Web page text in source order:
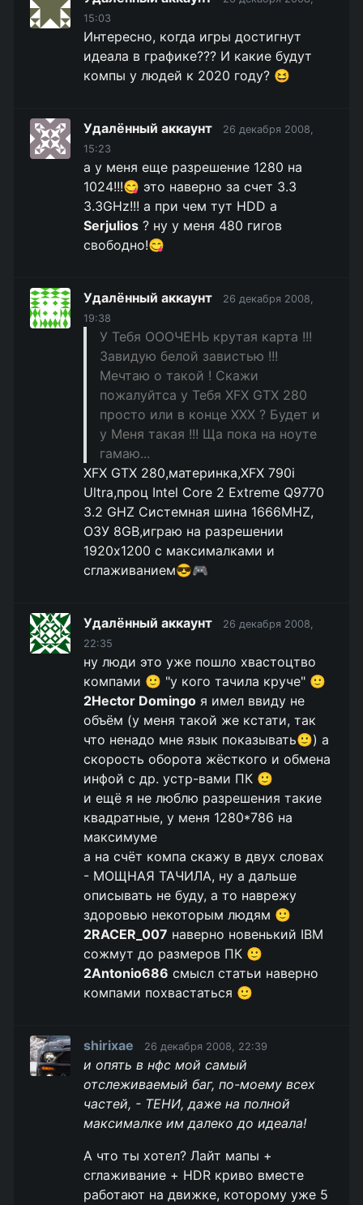
15:03
Интересно, когда игры достигнут
идеала в графике??? И какие будут
компы у людей к 2020 году? 😆
Удалённый аккаунт
26 декабря 2008,
15:23
а у меня еще разрешение 1280 на
1024!!!😋 это наверно за счет 3.3
3.3GHz!!! а при чем тут HDD а
Serjulios ? ну у меня 480 гигов
свободно!😋
Удалённый аккаунт
26 декабря 2008,
19:38
У Тебя ОООЧЕНЬ крутая карта !!!
Завидую белой завистью !!!
Мечтаю о такой ! Скажи
пожалуйтса у Тебя XFX GTX 280
просто или в конце XXX ? Будет и
у Меня такая !!! Ща пока на ноуте
гамаю...
XFX GTX 280,материнка,XFX 790i
Ultra,проц Intel Core 2 Extreme Q9770
3.2 GHZ Системная шина 1666MHZ,
ОЗУ 8GB,играю на разрешении
1920x1200 c максималками и
сглаживанием😎🎮
Удалённый аккаунт
26 декабря 2008,
22:35
ну люди это уже пошло хвастоцтво
компами 🙂 "у кого тачила круче" 🙂
2Hector Domingo я имел ввиду не
объём (у меня такой же кстати, так
что ненадо мне язык показывать🙂) а
скорость оборота жёсткого и обмена
инфой с др. устр-вами ПК 🙂
и ещё я не люблю разрешения такие
квадратные, у меня 1280*786 на
максимуме
а на счёт компа скажу в двух словах
- МОЩНАЯ ТАЧИЛА, ну а дальше
описывать не буду, а то наврежу
здоровью некоторым людям 🙂
2RACER_007 наверно новенький IBM
сожмут до размеров ПК 🙂
2Antonio686 смысл статьи наверно
компами похвастаться 🙂
shirixae 26 декабря 2008, 22:39
и опять в нфс мой самый
отслеживаемый баг, по-моему всех
частей, - ТЕНИ, даже на полной
максималке им далеко до идеала!
А что ты хотел? Лайт мапы +
сглаживание + HDR криво вместе
работают на движке, которому уже 5